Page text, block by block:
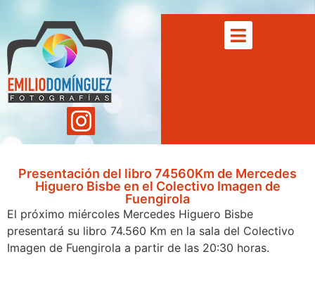
Presentación del libro 74560Km de Mercedes
Higuero Bisbe en el Colectivo Imagen de
Fuengirola
El próximo miércoles Mercedes Higuero Bisbe
presentará su libro 74.560 Km en la sala del Colectivo
Imagen de Fuengirola a partir de las 20:30 horas.